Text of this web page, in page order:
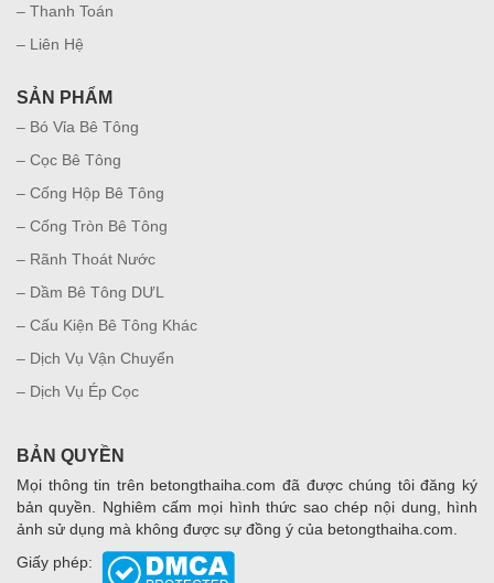
– Thanh Toán
– Liên Hệ
SẢN PHẨM
– Bó Vỉa Bê Tông
– Cọc Bê Tông
– Cống Hộp Bê Tông
– Cống Tròn Bê Tông
– Rãnh Thoát Nước
– Dầm Bê Tông DƯL
– Cấu Kiện Bê Tông Khác
– Dịch Vụ Vận Chuyển
– Dịch Vụ Ép Cọc
BẢN QUYỀN
Mọi thông tin trên betongthaiha.com đã được chúng tôi đăng ký
bản quyền. Nghiêm cấm mọi hình thức sao chép nội dung, hình
ảnh sử dụng mà không được sự đồng ý của betongthaiha.com.
Giấy phép: